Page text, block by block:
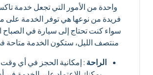
واحدة من الأمور التي تجعل خدمة
فريدة من نوعها هي توفر الخدمة على
سواء كنت تحتاج إلى سيارة في الصباح
منتصف الليل، ستكون الخدمة متاحة
الراحة: إمكانية الحجز في أي وقت